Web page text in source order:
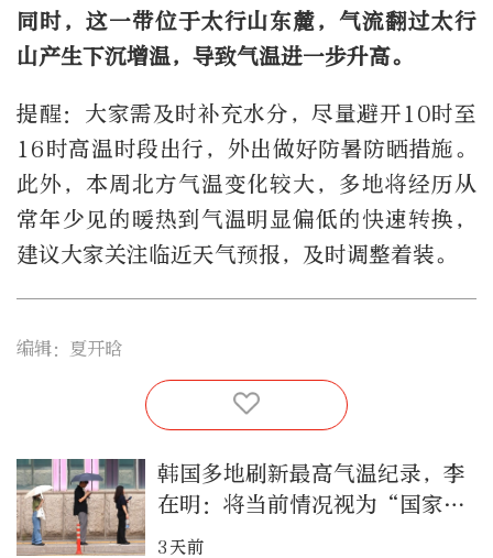
同时，这一带位于太行山东麓，气流翻过太行
山产生下沉增温，导致气温进一步升高。
提醒：大家需及时补充水分，尽量避开10时至
16时高温时段出行，外出做好防暑防晒措施。
此外，本周北方气温变化较大，多地将经历从
常年少见的暖热到气温明显偏低的快速转换，
建议大家关注临近天气预报，及时调整着装。
编辑：夏开晗
韩国多地刷新最高气温纪录，李
在明：将当前情况视为“国家灾
难状态”
3天前